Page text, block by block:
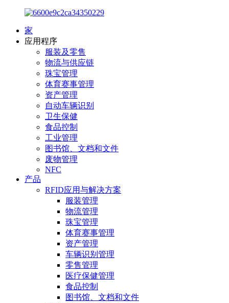
家
应用程序
服装及零售
物流与供应链
珠宝管理
体育赛事管理
资产管理
自动车辆识别
卫生保健
食品控制
工业管理
图书馆、文档和文件
废物管理
NFC
产品
RFID应用与解决方案
服装管理
物流管理
珠宝管理
体育赛事管理
资产管理
车辆识别管理
零售管理
医疗保健管理
食品控制
图书馆、文档和文件